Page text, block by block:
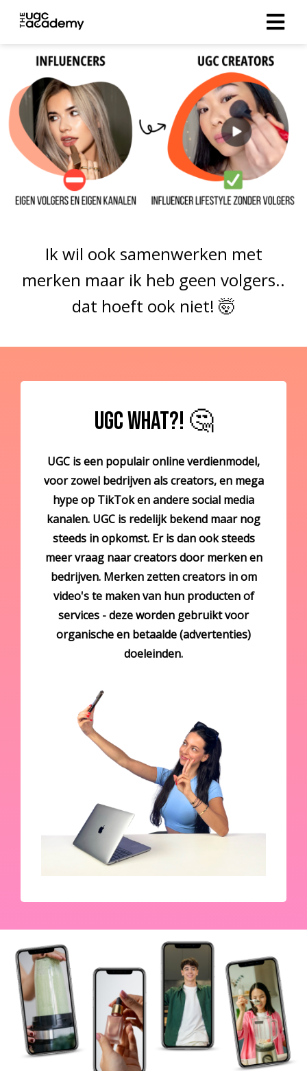
Ik wil ook samenwerken met
merken maar ik heb geen volgers..
dat hoeft ook niet! 🤯
UGC What?! 🤔
UGC is een populair online verdienmodel,
voor zowel bedrijven als creators, en mega
hype op TikTok en andere social media
kanalen. UGC is redelijk bekend maar nog
steeds in opkomst. Er is dan ook steeds
meer vraag naar creators door merken en
bedrijven. Merken zetten creators in om
video's te maken van hun producten of
services - deze worden gebruikt voor
organische en betaalde (advertenties)
doeleinden.